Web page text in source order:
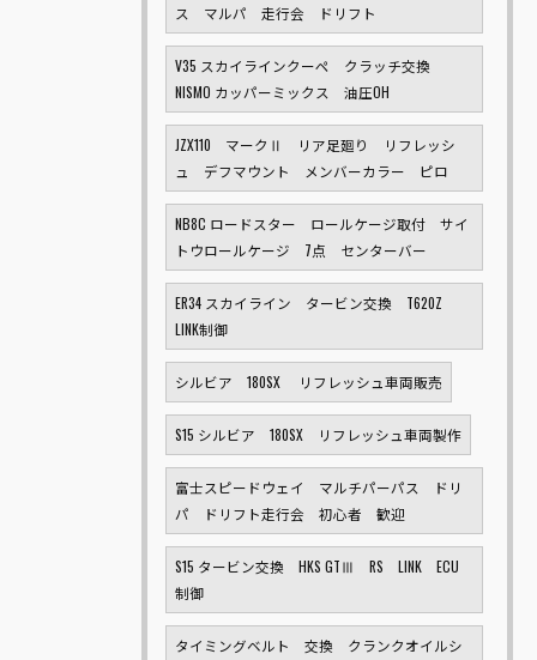
ス マルパ 走行会 ドリフト
V35 スカイラインクーペ クラッチ交換
NISMO カッパーミックス 油圧OH
JZX110 マークⅡ リア足廻り リフレッシ
ュ デフマウント メンバーカラー ピロ
NB8C ロードスター ロールケージ取付 サイ
トウロールケージ 7点 センターバー
ER34 スカイライン タービン交換 T620Z
LINK制御
シルビア 180SX リフレッシュ車両販売
S15 シルビア 180SX リフレッシュ車両製作
富士スピードウェイ マルチパーパス ドリ
パ ドリフト走行会 初心者 歓迎
S15 タービン交換 HKS GTⅢ RS LINK ECU
制御
タイミングベルト 交換 クランクオイルシ